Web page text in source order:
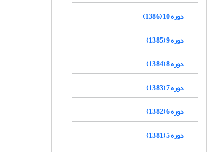
دوره 10 (1386)
دوره 9 (1385)
دوره 8 (1384)
دوره 7 (1383)
دوره 6 (1382)
دوره 5 (1381)